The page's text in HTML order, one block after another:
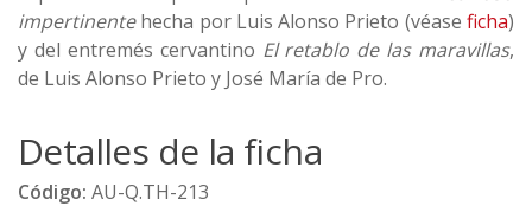
impertinentehecha por Luis Alonso Prieto (véase ficha)
y del entremés cervantino El retablo de las maravillas,
de Luis Alonso Prieto y José María de Pro.
Detalles de la ficha
Código: AU-Q.TH-213